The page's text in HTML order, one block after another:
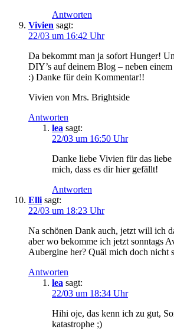
Antworten
Vivien sagt:
22/03 um 16:42 Uhr
Da bekommt man ja sofort Hunger!
DIY’s auf deinem Blog – neben
:) Danke für dein Kommentar!!
Vivien von Mrs. Brightside
Antworten
lea sagt:
22/03 um 16:50 Uhr
Danke liebe Vivien für das
mich, dass es dir hier gefällt!
Antworten
Elli sagt:
22/03 um 18:23 Uhr
Na schönen Dank auch, jetzt will ich
aber wo bekomme ich jetzt sonntags
Aubergine her? Quäl mich doch nicht
Antworten
lea sagt:
22/03 um 18:34 Uhr
Hihi oje, das kenn ich zu gut,
katastrophe ;)